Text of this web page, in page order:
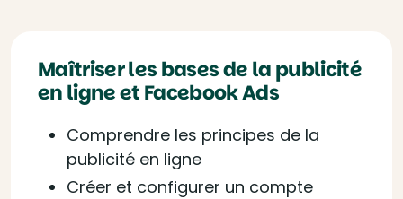
Maîtriser les bases de la publicité
en ligne et Facebook Ads
Comprendre les principes de la
publicité en ligne
Créer et configurer un compte